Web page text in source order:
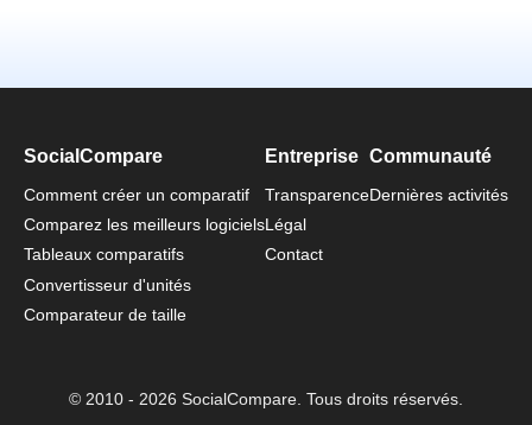
SocialCompare
Comment créer un comparatif
Comparez les meilleurs logiciels
Tableaux comparatifs
Convertisseur d'unités
Comparateur de taille
Entreprise
Transparence
Légal
Contact
Communauté
Dernières activités
© 2010 - 2026 SocialCompare. Tous droits réservés.